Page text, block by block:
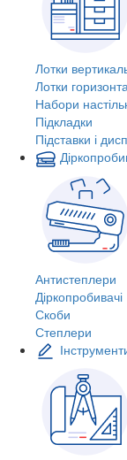
Лотки
Лотки
Набори
Підкладки
Підставки і
Антистеплери
Діркопробивачі
Скоби
Степлери